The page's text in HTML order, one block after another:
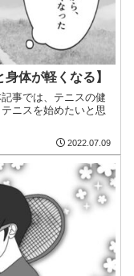
体が軽くなる】
事では、テニスの健
ニスを始めたいと思
2022.07.09